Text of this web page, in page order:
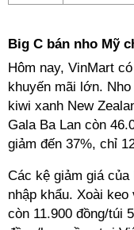
Big C bán nho Mỹ
Hôm nay, VinMart
khuyến mãi lớn.
kiwi xanh New
Gala Ba Lan còn
giảm đến 37%, chỉ
Các kệ giảm giá
nhập khẩu. Xoài
còn 11.900 đồng/túi